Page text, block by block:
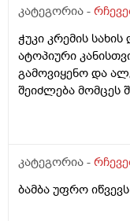
კონკრეტული
ტესტი დიდი დიდი
კატეგორია -
ჭუკი კრემის
ატოპიური
გამოვიყენო და
შეიძლება მომცეს
კატეგორია -
ბამბა უფრო